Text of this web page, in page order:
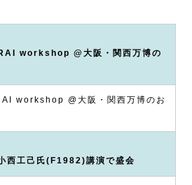
workshop @大阪・関西万博の
workshop @大阪・関西万博のお
西工己氏(F1982)講演で盛会